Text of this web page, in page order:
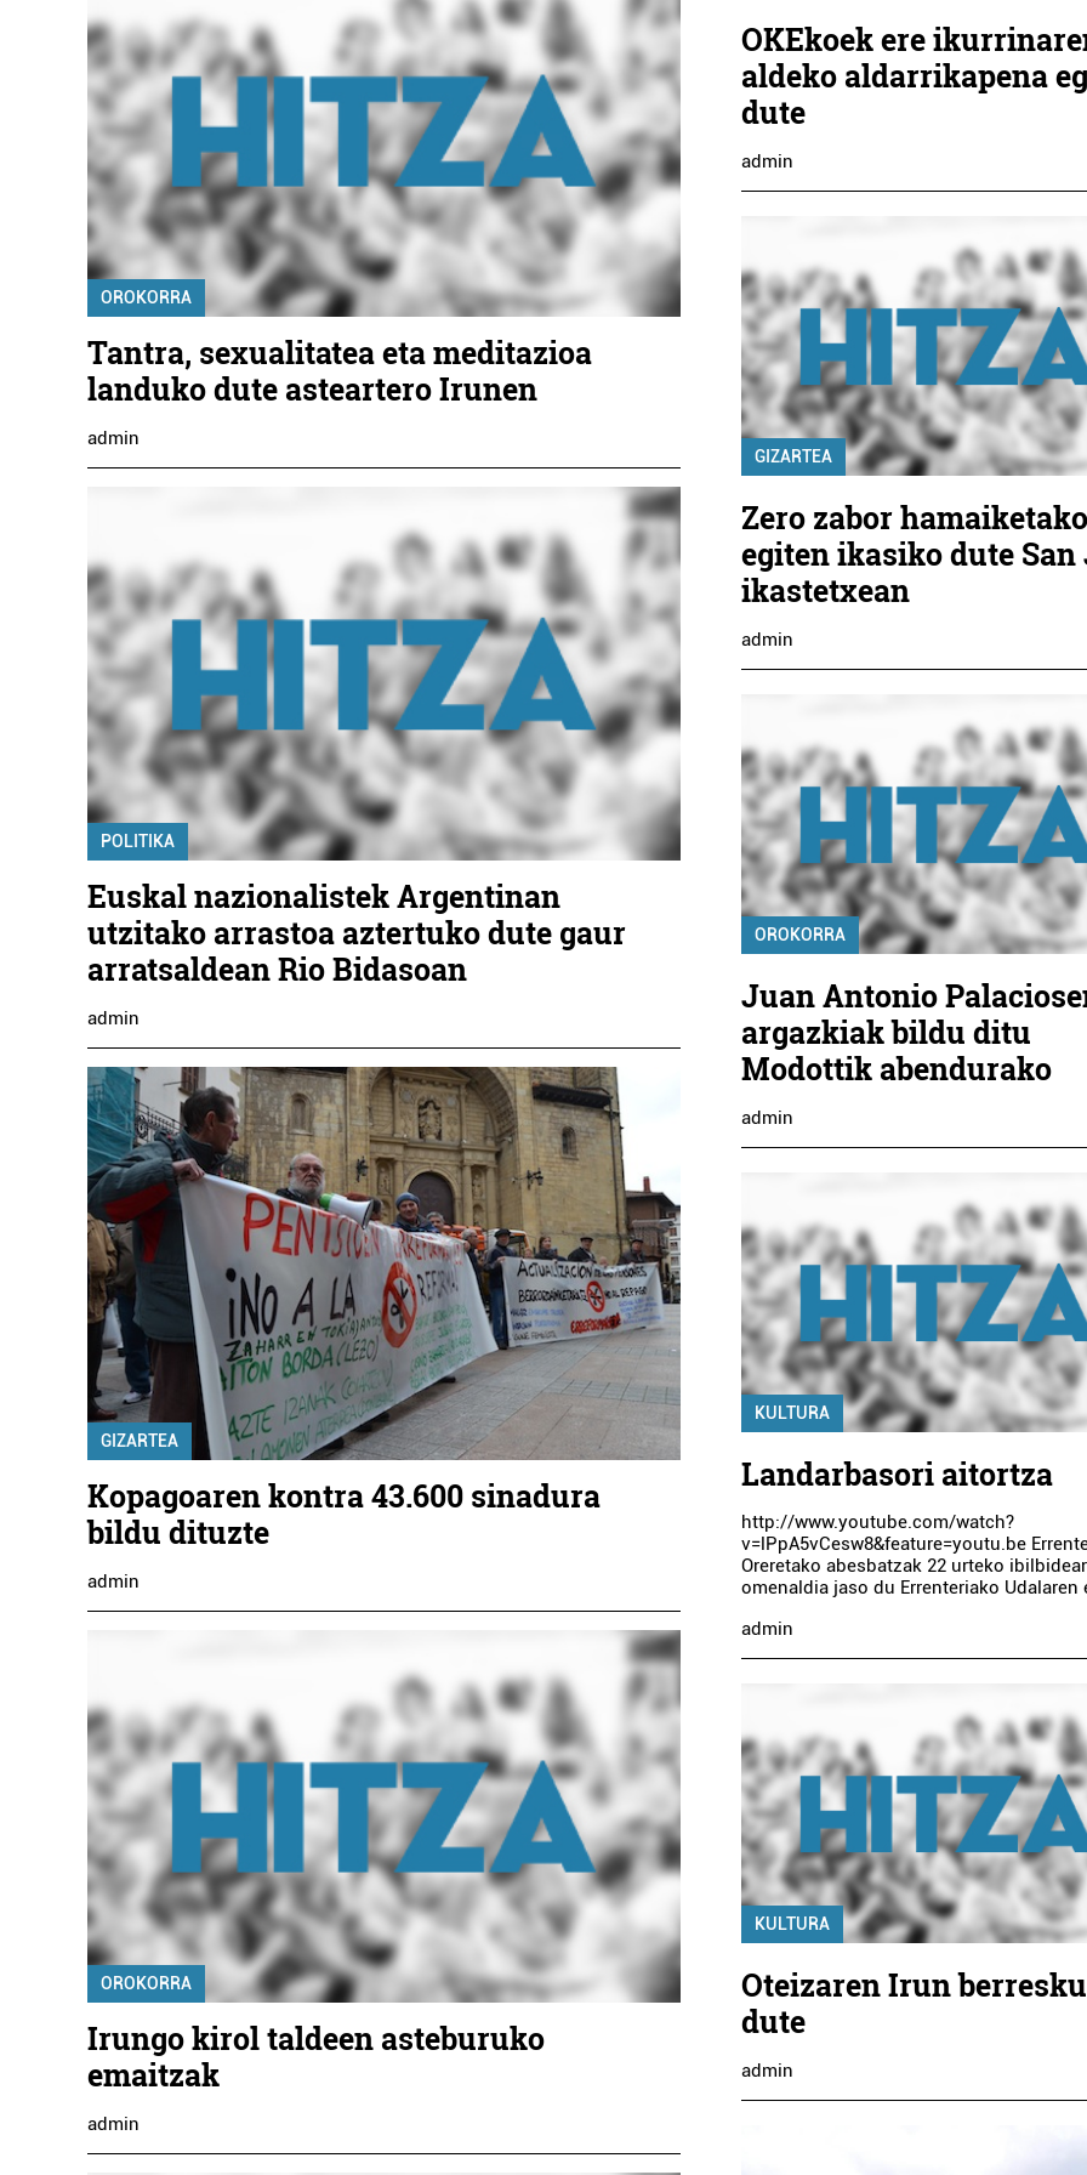
OROKORRA
Tantra, sexualitatea eta meditazioa
landuko dute asteartero Irunen
admin
POLITIKA
Euskal nazionalistek Argentinan
utzitako arrastoa aztertuko dute gaur
arratsaldean Rio Bidasoan
admin
GIZARTEA
Kopagoaren kontra 43.600 sinadura
bildu dituzte
admin
OROKORRA
Irungo kirol taldeen asteburuko
emaitzak
admin
OKEkoek ere
aldeko aldarrikapena
dute
admin
GIZARTEA
Zero zabor
egiten ikasiko dute San
ikastetxean
admin
OROKORRA
Juan Antonio
argazkiak bildu ditu
Modottik abendurako
admin
KULTURA
Landarbasori aitortza
http://www.youtube.com/watch?
v=lPpA5vCesw8&feature=youtu.be
Oreretako abesbatzak 22 urteko
omenaldia jaso du Errenteriako Udalaren
admin
KULTURA
Oteizaren Irun
dute
admin